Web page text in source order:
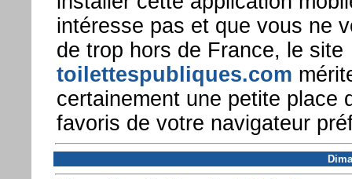
intéresse pas et que vous ne
de trop hors de France, le site
toilettespubliques.com
certainement une petite place
favoris de votre navigateur